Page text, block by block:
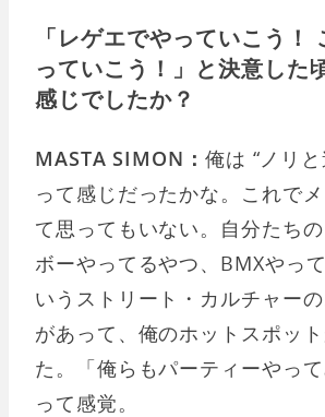
「レゲエでやっていこう！
っていこう！」と決意した
感じでしたか？
MASTA SIMON： 俺は “ノリ
って感じだったかな。これで
て思ってもいない。自分たち
ボーやってるやつ、BMXやっ
いうストリート・カルチャー
があって、俺のホットスポッ
た。「俺らもパーティーやって
って感覚。